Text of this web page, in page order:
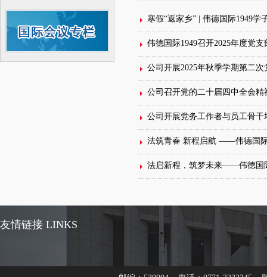
公司开展2025年秋季学期第二
公司召开党的二十届四中全会精
公司开展党务工作者与员工骨干
法启新程，筑梦未来——伟德国
友情链接 LINKS